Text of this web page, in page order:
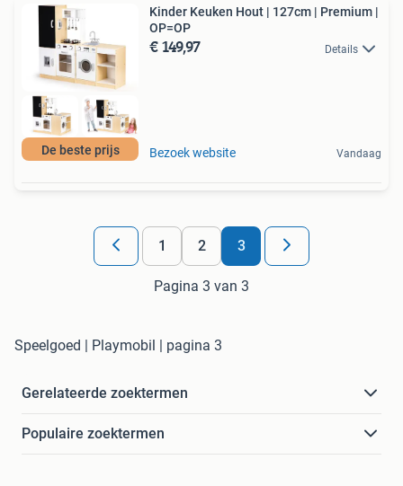
De beste prijs
Kinder Keuken Hout | 127cm | Premium |
OP=OP
€ 149,97 Details
Bezoek website Vandaag
1 2 3
Pagina 3 van 3
Speelgoed | Playmobil | pagina 3
Gerelateerde zoektermen
Populaire zoektermen